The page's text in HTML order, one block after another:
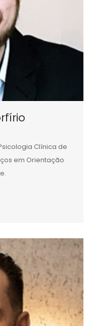
Clínica de
em Orientação